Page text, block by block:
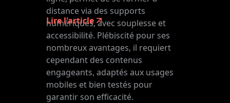
distance via des supports
numériques, avec souplesse et
accessibilité. Plébiscité pour ses
nombreux avantages, il requiert
cependant des contenus
engageants, adaptés aux usages
mobiles et bien testés pour
garantir son efficacité.
Lire l'article